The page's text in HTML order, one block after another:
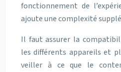
fonctionnement de
ajoute une complexité
Il faut assurer la
les différents appareils et
veiller à ce que le